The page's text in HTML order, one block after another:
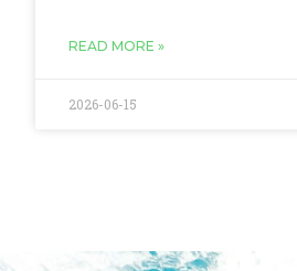
READ MORE »
2026-06-15